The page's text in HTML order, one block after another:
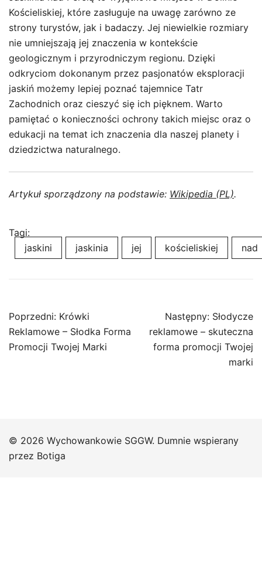
Kościeliskiej, które zasługuje na uwagę zarówno ze
strony turystów, jak i badaczy. Jej niewielkie rozmiary
nie umniejszają jej znaczenia w kontekście
geologicznym i przyrodniczym regionu. Dzięki
odkryciom dokonanym przez pasjonatów eksploracji
jaskiń możemy lepiej poznać tajemnice Tatr
Zachodnich oraz cieszyć się ich pięknem. Warto
pamiętać o konieczności ochrony takich miejsc oraz o
edukacji na temat ich znaczenia dla naszej planety i
dziedzictwa naturalnego.
Artykuł sporządzony na podstawie: Wikipedia (PL).
Tagi:
jaskini
jaskinia jej kościeliskiej nad
Nawigacja
wpisu
Poprzedni: Krówki
Reklamowe – Słodka Forma
Promocji Twojej Marki
Następny: Słodycze
reklamowe – skuteczna
forma promocji Twojej
marki
© 2026 Wychowankowie SGGW. Dumnie wspierany
przez Botiga